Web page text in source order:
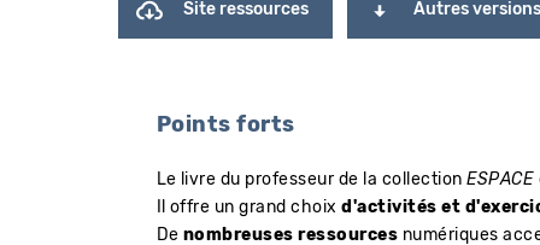
Site ressources Autres
Points forts
Le livre du professeur de la collectionESPACE
​Il offre un grand choixd'activités et
De nombreuses ressources numériques